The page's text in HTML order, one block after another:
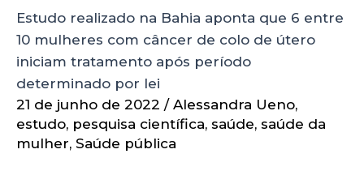
Estudo realizado na Bahia aponta que 6 entre
10 mulheres com câncer de colo de útero
iniciam tratamento após período
determinado por lei
21 de junho de 2022 / Alessandra Ueno,
estudo, pesquisa científica, saúde, saúde da
mulher, Saúde pública